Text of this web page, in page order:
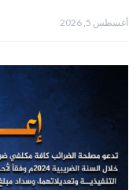
أغسطس 5, 2026